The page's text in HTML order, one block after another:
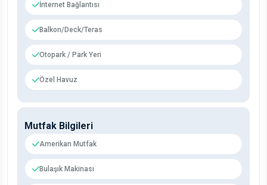
İnternet Bağlantısı
Balkon/Deck/Teras
Otopark / Park Yeri
Özel Havuz
Mutfak Bilgileri
Amerikan Mutfak
Bulaşık Makinası